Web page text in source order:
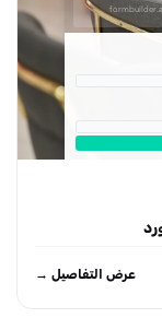
عرض التفاصيل →